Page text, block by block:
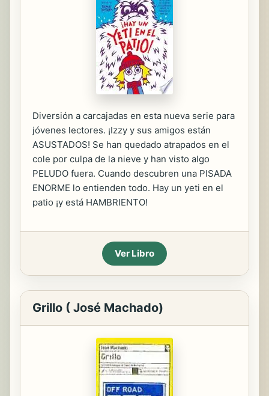
Diversión a carcajadas en esta nueva serie para
jóvenes lectores. ¡Izzy y sus amigos están
ASUSTADOS! Se han quedado atrapados en el
cole por culpa de la nieve y han visto algo
PELUDO fuera. Cuando descubren una PISADA
ENORME lo entienden todo. Hay un yeti en el
patio ¡y está HAMBRIENTO!
Ver Libro
Grillo ( José Machado)